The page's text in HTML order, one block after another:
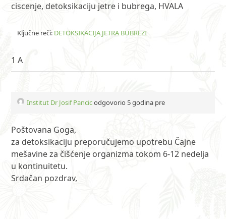
ciscenje, detoksikaciju jetre i bubrega, HVALA
Ključne reči: DETOKSIKACIJA JETRA BUBREZI
1 A
Institut Dr Josif Pancicodgovorio 5 godina pre
Poštovana Goga,
za detoksikaciju preporučujemo upotrebu Čajne
mešavine za čišćenje organizma tokom 6-12 nedelja
u kontinuitetu.
Srdačan pozdrav,